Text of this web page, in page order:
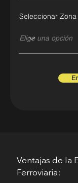
Seleccionar Zona
Ventajas de la
Ferroviaria: